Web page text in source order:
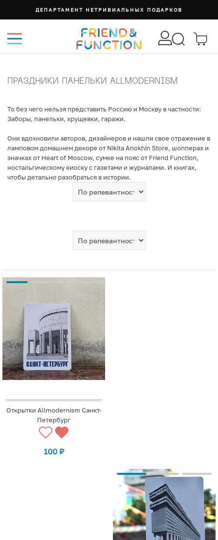
ДЕПАРТАМЕНТ НЕТРИВИАЛЬНЫХ ПОДАРКОВ
ПРАЗДНИКИ ПАНЕЛЬКИ ALLMODERNISM
То без чего нельзя представить Россию и Москву в частности:
Заборы, панельки, хрущевки, гаражи.
Они вдохновили авторов, дизайнеров и нашли свое отражение в
ламповом домашнем декоре от Nikita Anokhin Store, шопперах и
значках от Heart of Moscow, сумке на пояс от Friend Function,
ностальгическому киоску с газетами и журналами. И книгах,
чтобы детально разобраться в истории.
Открытки Allmodernism Санкт-
Петербург
100 ₽